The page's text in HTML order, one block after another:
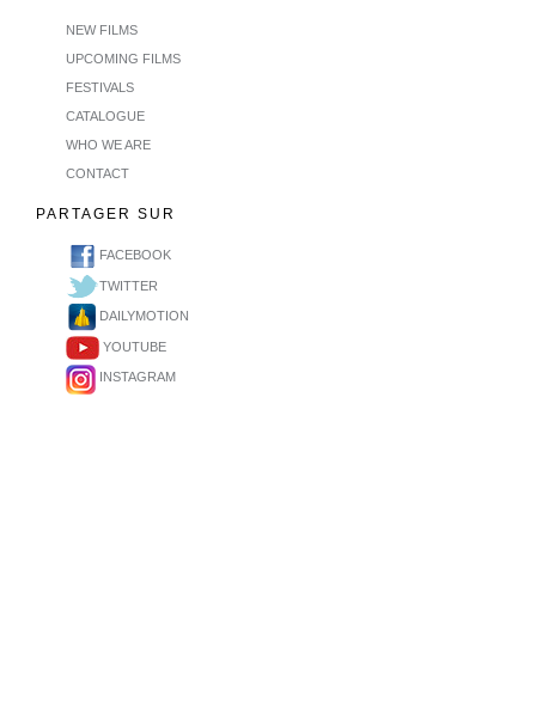
NEW FILMS
UPCOMING FILMS
FESTIVALS
CATALOGUE
WHO WE ARE
CONTACT
PARTAGER SUR
FACEBOOK
TWITTER
DAILYMOTION
YOUTUBE
INSTAGRAM